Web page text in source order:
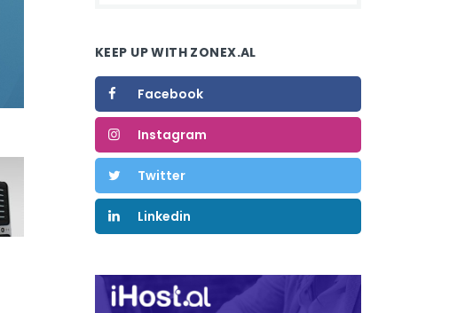
KEEP UP WITH ZONEX.AL
Facebook
Instagram
Twitter
Linkedin